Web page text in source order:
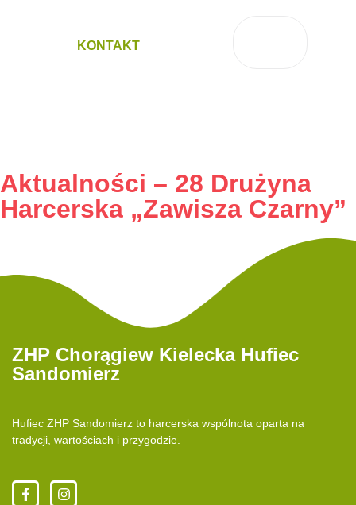
KONTAKT
Aktualności – 28 Drużyna
Harcerska „Zawisza Czarny”
ZHP Chorągiew Kielecka Hufiec
Sandomierz
Hufiec ZHP Sandomierz to harcerska wspólnota oparta na
tradycji, wartościach i przygodzie.